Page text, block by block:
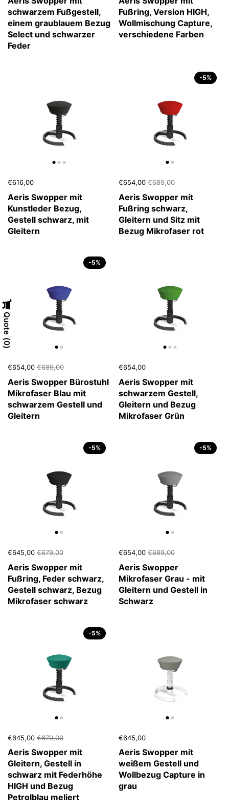
schwarzem Fußgestell,
einem graublauem Bezug
Select und schwarzer
Feder
Fußring, Version HIGH,
Wollmischung Capture,
verschiedene Farben
€616,00
Aeris Swopper mit
Kunstleder Bezug,
Gestell schwarz, mit
Gleitern
€654,00 €689,00
Aeris Swopper mit
Fußring schwarz,
Gleitern und Sitz mit
Bezug Mikrofaser rot
-5%
€654,00 €689,00
Aeris Swopper Bürostuhl
Mikrofaser Blau mit
schwarzem Gestell und
Gleitern
-5%
€654,00
Aeris Swopper mit
schwarzem Gestell,
Gleitern und Bezug
Mikrofaser Grün
€645,00 €679,00
Aeris Swopper mit
Fußring, Feder schwarz,
Gestell schwarz, Bezug
Mikrofaser schwarz
-5%
€654,00 €689,00
Aeris Swopper
Mikrofaser Grau - mit
Gleitern und Gestell in
Schwarz
-5%
€645,00 €679,00
Aeris Swopper mit
Gleitern, Gestell in
schwarz mit Federhöhe
HIGH und Bezug
Petrolblau meliert
-5%
€645,00
Aeris Swopper mit
weißem Gestell und
Wollbezug Capture in
grau
Quote
0